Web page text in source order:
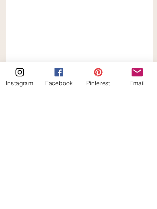
Instagram Facebook Pinterest Email